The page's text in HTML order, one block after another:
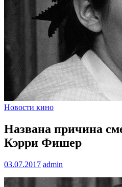
Новости кино
Названа причина
Кэрри Фишер
03.07.2017 admin